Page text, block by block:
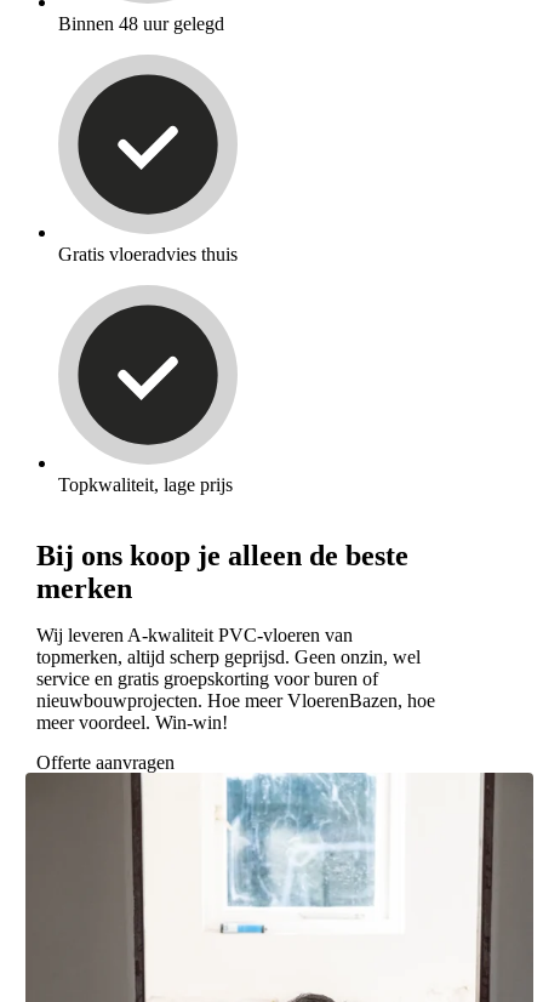
Binnen 48 uur gelegd
Gratis vloeradvies thuis
Topkwaliteit, lage prijs
Bij ons koop je alleen de beste
merken
Wij leveren A-kwaliteit PVC-vloeren van
topmerken, altijd scherp geprijsd. Geen onzin, wel
service en gratis groepskorting voor buren of
nieuwbouwprojecten. Hoe meer VloerenBazen, hoe
meer voordeel. Win-win!
Offerte aanvragen